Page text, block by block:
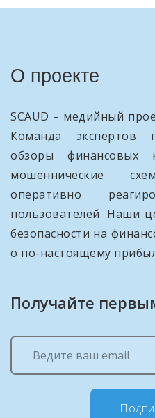
О проекте
SCAUD – медийный
Команда экспертов
обзоры финансовых
мошеннические
оперативно
пользователей. Наши
безопасности на
о по-настоящему
Получайте